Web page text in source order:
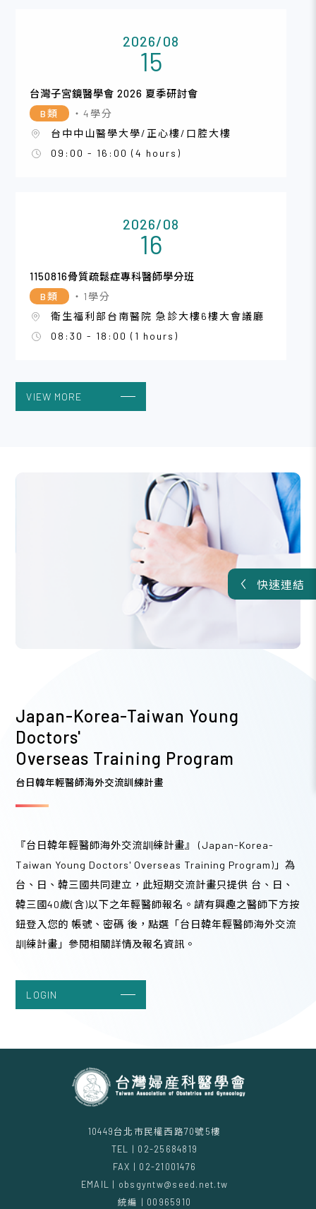
快速連結
2026/08
15
台灣子宮鏡醫學會 2026 夏季研討會
B類
・4學分
台中中山醫學大學/正心樓/口腔大樓
09:00 - 16:00 (4 hours)
2026/08
16
1150816骨質疏鬆症專科醫師學分班
B類
・1學分
衛生福利部台南醫院 急診大樓6樓大會議廳
08:30 - 18:00 (1 hours)
2026/08
中國附醫癌症中心 1樓階梯教室
08:45 - 12:00 (3 hours)
2026/08
16
更年期專業人員線上教育訓練
2026/08
21
證與創傷後壓力（PTSD）臨床實務教育訓練
B類
・1學分
台東馬偕紀念醫院 恩典樓9樓 李庥紀念禮拜
堂
09:00 - 15:00 (1 hours)
VIEW MORE
Japan-Korea-Taiwan Young
Doctors'
Overseas Training Program
台日韓年輕醫師海外交流訓練計畫
『台日韓年輕醫師海外交流訓練計畫』 (Japan-Korea-
Taiwan Young Doctors' Overseas Training Program)」為
台、日、韓三國共同建立，此短期交流計畫只提供 台、日、
韓三國40歲(含)以下之年輕醫師報名。請有興趣之醫師下方按
鈕登入您的 帳號、密碼 後，點選「台日韓年輕醫師海外交流
訓練計畫」參閱相關詳情及報名資訊。
LOGIN
10449台北市民權西路70號5樓
TEL | 02-25684819
FAX | 02-21001476
EMAIL | obsgyntw@seed.net.tw
統編 | 00965910